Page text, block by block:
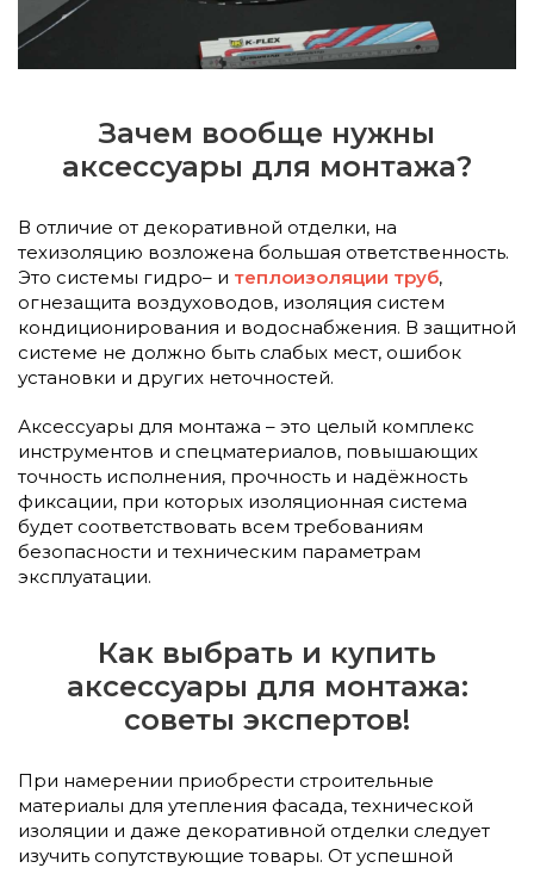
Зачем вообще нужны
аксессуары для монтажа?
В отличие от декоративной отделки, на
техизоляцию возложена большая ответственность.
Это системы гидро– и теплоизоляции труб,
огнезащита воздуховодов, изоляция систем
кондиционирования и водоснабжения. В защитной
системе не должно быть слабых мест, ошибок
установки и других неточностей.
Аксессуары для монтажа – это целый комплекс
инструментов и спецматериалов, повышающих
точность исполнения, прочность и надёжность
фиксации, при которых изоляционная система
будет соответствовать всем требованиям
безопасности и техническим параметрам
эксплуатации.
Как выбрать и купить
аксессуары для монтажа:
советы экспертов!
При намерении приобрести строительные
материалы для утепления фасада, технической
изоляции и даже декоративной отделки следует
изучить сопутствующие товары. От успешной